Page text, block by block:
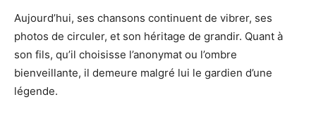
Aujourd’hui, ses chansons continuent de vibrer, ses
photos de circuler, et son héritage de grandir. Quant à
son fils, qu’il choisisse l’anonymat ou l’ombre
bienveillante, il demeure malgré lui le gardien d’une
légende.